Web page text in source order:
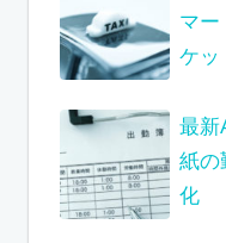
マー
ケッ
最新
紙の
化